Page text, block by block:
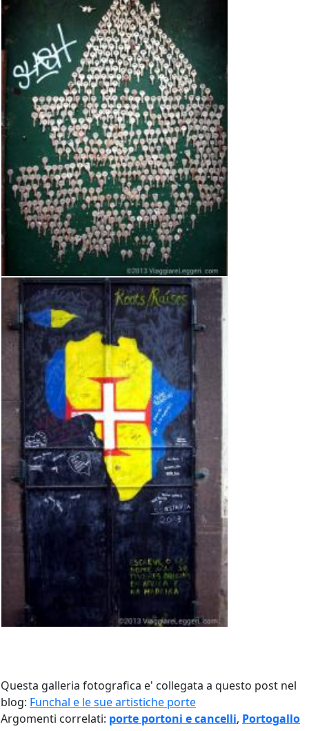
Questa galleria fotografica e' collegata a questo post nel
blog: Funchal e le sue artistiche porte
Argomenti correlati: porte portoni e cancelli, Portogallo